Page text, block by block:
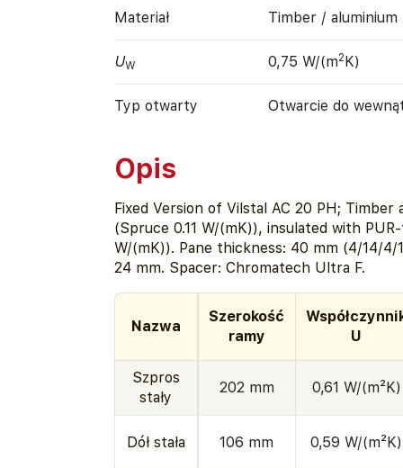
Materiał Timber / aluminium
UW 0,75 W/(m2K)
Typ otwarty Otwarcie do
Opis
Fixed Version of Vilstal AC 20 PH; Timber
(Spruce 0.11 W/(mK)), insulated with
W/(mK)). Pane thickness: 40 mm (4/14/
24 mm. Spacer: Chromatech Ultra F.
Nazwa
Szerokość
ramy
U
Szpros
stały
202 mm 0,61 W/(m²K)
Dół stała 106 mm 0,59 W/(m²K)